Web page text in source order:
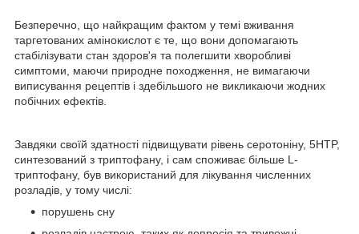
Безперечно, що найкращим фактом у темі вживання
таргетованих амінокислот є те, що вони допомагають
стабілізувати стан здоров'я та полегшити хворобливі
симптоми, маючи природне походження, не вимагаючи
виписування рецептів і здебільшого не викликаючи жодних
побічних ефектів.
Завдяки своїй здатності підвищувати рівень серотоніну, 5HTP,
синтезований з триптофану, і сам споживає більше L-
триптофану, був використаний для лікування численних
розладів, у тому числі:
порушень сну